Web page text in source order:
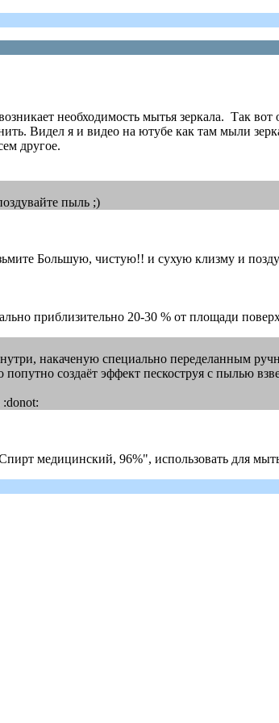
необходимость мытья зеркала. Так
Видел я и видео на ютубе как там мыли
другое.
пыль ;)
Большую, чистую!! и сухую клизму и
приблизительно 20-30 % от площади
накаченую специально переделанным
создаёт эффект пескоструя с пылью
медицинский, 96%", использовать для